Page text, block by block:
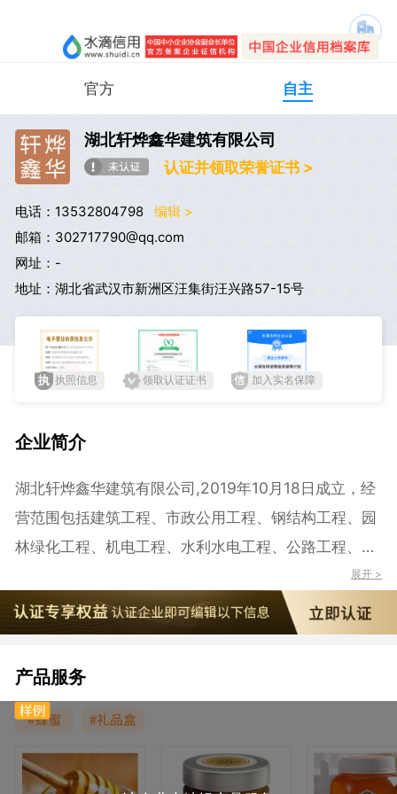
官方 自主
湖北轩烨鑫华建筑有限公司
认证并领取荣誉证书 >
电话：13532804798
编辑 >
邮箱：302717790@qq.com
网址：-
地址：湖北省武汉市新洲区汪集街汪兴路57-15号
执照信息 领取认证证书 加入实名保障
企业简介
湖北轩烨鑫华建筑有限公司,2019年10月18日成立，经
营范围包括建筑工程、市政公用工程、钢结构工程、园
林绿化工程、机电工程、水利水电工程、公路工程、桥
梁工程、隧道工程、装饰装修工程、建筑幕墙工程、防
水防腐保温工程、消防设施工程施工、钢结构工程、环
保工程、古建筑工程、土石方工程、电力工程、地基与
基础工程、通信工程、城市及道路照明工程施工、机电
设备安装、门窗安装，智能化安装工程服务，模板脚手
架施工作业，建筑施工劳务作业；起重设备、建筑材料
批发、零售（涉及许可经营项目，应取得相关部门许可
后方可经营）。
展开 >
产品服务